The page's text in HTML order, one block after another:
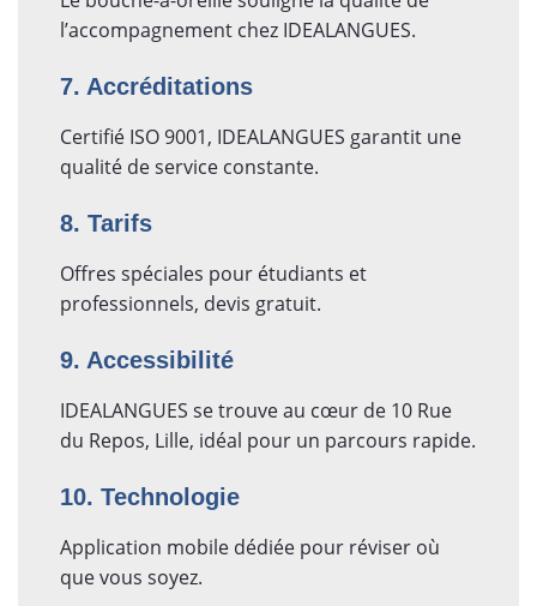
l’accompagnement chez IDEALANGUES.
7. Accréditations
Certifié ISO 9001, IDEALANGUES garantit une
qualité de service constante.
8. Tarifs
Offres spéciales pour étudiants et
professionnels, devis gratuit.
9. Accessibilité
IDEALANGUES se trouve au cœur de 10 Rue
du Repos, Lille, idéal pour un parcours rapide.
10. Technologie
Application mobile dédiée pour réviser où
que vous soyez.